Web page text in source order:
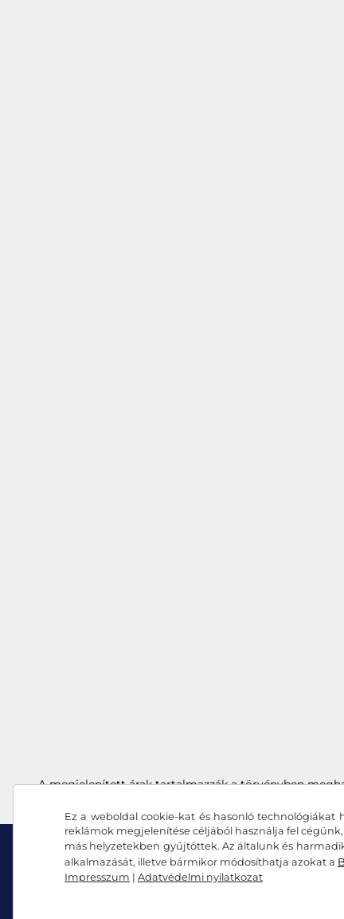
Ez a weboldal cookie-kat és hasonló
reklámok megjelenítése céljából használja fel
más helyzetekben gyűjtöttek. Az általunk és
alkalmazását, illetve bármikor módosíthatja azokat a
Impresszum | Adatvédelmi nyilatkozat
A megjelenített árak tartalmazzák a törvényben